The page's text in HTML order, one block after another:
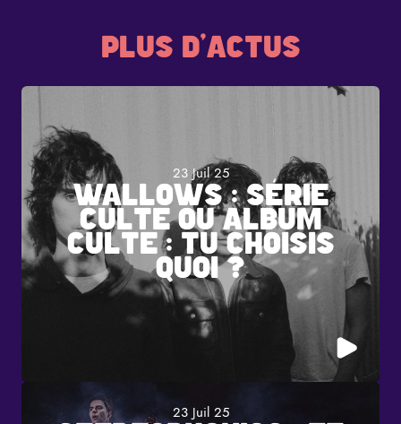
PLUS D'ACTUS
23 Juil 25
WALLOWS : SÉRIE
CULTE OU ALBUM
CULTE : TU CHOISIS
QUOI ?
23 Juil 25